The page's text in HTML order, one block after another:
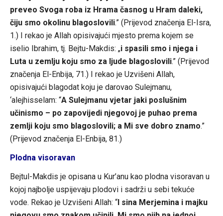
preveo Svoga roba iz Hrama časnog u Hram daleki,
čiju smo okolinu blagoslovili.” (Prijevod značenja El-Isra,
1.) I rekao je Allah opisivajući mjesto prema kojem se
iselio Ibrahim, tj. Bejtu-Makdis: „i spasili smo i njega i
Luta u zemlju koju smo za ljude blagoslovili.” (Prijevod
značenja El-Enbija, 71.) I rekao je Uzvišeni Allah,
opisivajući blagodat koju je darovao Sulejmanu,
‘alejhisselam: “A Sulejmanu vjetar jaki poslušnim
učinismo – po zapovijedi njegovoj je puhao prema
zemlji koju smo blagoslovili; a Mi sve dobro znamo.”
(Prijevod značenja El-Enbija, 81.)
Plodna visoravan
Bejtul-Makdis je opisana u Kur’anu kao plodna visoravan u
kojoj najbolje uspijevaju plodovi i sadrži u sebi tekuće
vode. Rekao je Uzvišeni Allah: “I sina Merjemina i majku